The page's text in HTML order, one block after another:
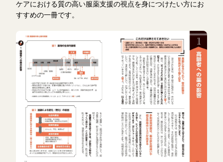
ケアにおける質の高い服薬支援の視点を身につけたい方にお
すすめの一冊です。